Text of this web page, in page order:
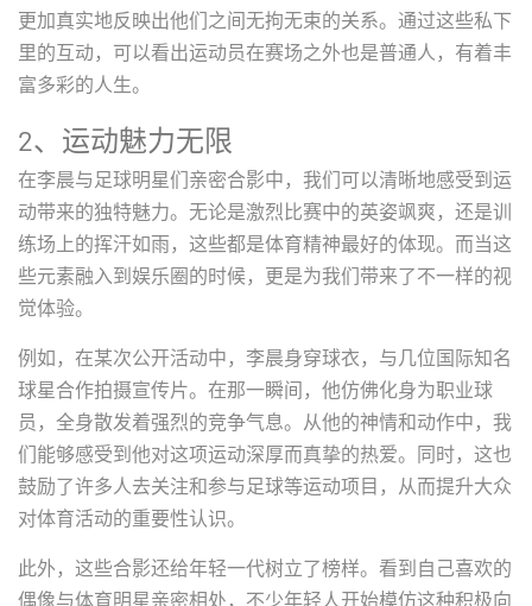
更加真实地反映出他们之间无拘无束的关系。通过这些私下
里的互动，可以看出运动员在赛场之外也是普通人，有着丰
富多彩的人生。
2、运动魅力无限
在李晨与足球明星们亲密合影中，我们可以清晰地感受到运
动带来的独特魅力。无论是激烈比赛中的英姿飒爽，还是训
练场上的挥汗如雨，这些都是体育精神最好的体现。而当这
些元素融入到娱乐圈的时候，更是为我们带来了不一样的视
觉体验。
例如，在某次公开活动中，李晨身穿球衣，与几位国际知名
球星合作拍摄宣传片。在那一瞬间，他仿佛化身为职业球
员，全身散发着强烈的竞争气息。从他的神情和动作中，我
们能够感受到他对这项运动深厚而真挚的热爱。同时，这也
鼓励了许多人去关注和参与足球等运动项目，从而提升大众
对体育活动的重要性认识。
此外，这些合影还给年轻一代树立了榜样。看到自己喜欢的
偶像与体育明星亲密相处，不少年轻人开始模仿这种积极向